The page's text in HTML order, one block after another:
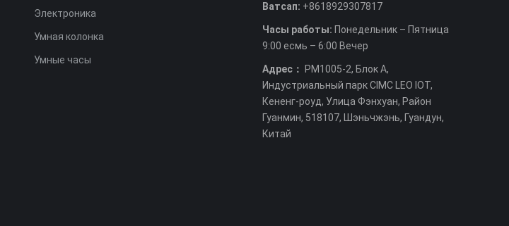
Электроника
Умная колонка
Умные часы
Ватсап: +8618929307817
Часы работы: Понедельник – Пятница
9:00 есмь – 6:00 Вечер
Адрес：
РМ1005-2, Блок А,
Индустриальный парк CIMC LEO IOT,
Кененг-роуд, Улица Фэнхуан, Район
Гуанмин, 518107, Шэньчжэнь, Гуандун,
Китай